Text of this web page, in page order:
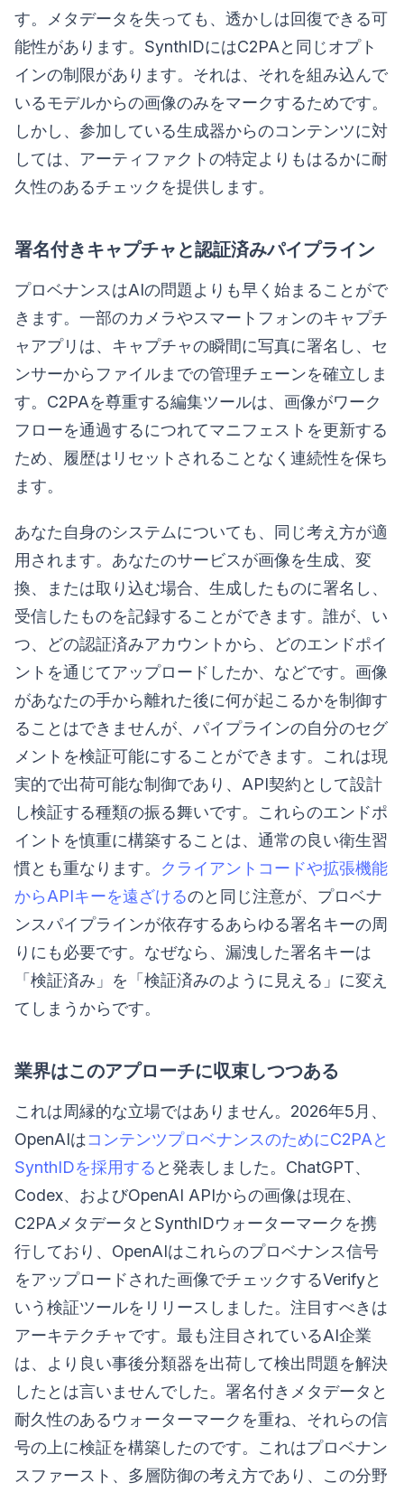
す。メタデータを失っても、透かしは回復できる可
能性があります。SynthIDにはC2PAと同じオプト
インの制限があります。それは、それを組み込んで
いるモデルからの画像のみをマークするためです。
しかし、参加している生成器からのコンテンツに対
しては、アーティファクトの特定よりもはるかに耐
久性のあるチェックを提供します。
署名付きキャプチャと認証済みパイプライン
プロベナンスはAIの問題よりも早く始まることがで
きます。一部のカメラやスマートフォンのキャプチ
ャアプリは、キャプチャの瞬間に写真に署名し、セ
ンサーからファイルまでの管理チェーンを確立しま
す。C2PAを尊重する編集ツールは、画像がワーク
フローを通過するにつれてマニフェストを更新する
ため、履歴はリセットされることなく連続性を保ち
ます。
あなた自身のシステムについても、同じ考え方が適
用されます。あなたのサービスが画像を生成、変
換、または取り込む場合、生成したものに署名し、
受信したものを記録することができます。誰が、い
つ、どの認証済みアカウントから、どのエンドポイ
ントを通じてアップロードしたか、などです。画像
があなたの手から離れた後に何が起こるかを制御す
ることはできませんが、パイプラインの自分のセグ
メントを検証可能にすることができます。これは現
実的で出荷可能な制御であり、API契約として設計
し検証する種類の振る舞いです。これらのエンドポ
イントを慎重に構築することは、通常の良い衛生習
慣とも重なります。 クライアントコードや拡張機能
からAPIキーを遠ざけるのと同じ注意が、プロベナ
ンスパイプラインが依存するあらゆる署名キーの周
りにも必要です。なぜなら、漏洩した署名キーは
「検証済み」を「検証済みのように見える」に変え
てしまうからです。
業界はこのアプローチに収束しつつある
これは周縁的な立場ではありません。2026年5月、
OpenAIはコンテンツプロベナンスのためにC2PAと
SynthIDを採用する と発表しました。ChatGPT、
Codex、およびOpenAI APIからの画像は現在、
C2PAメタデータとSynthIDウォーターマークを携
行しており、OpenAIはこれらのプロベナンス信号
をアップロードされた画像でチェックするVerifyと
いう検証ツールをリリースしました。注目すべきは
アーキテクチャです。最も注目されているAI企業
は、より良い事後分類器を出荷して検出問題を解決
したとは言いませんでした。署名付きメタデータと
耐久性のあるウォーターマークを重ね、それらの信
号の上に検証を構築したのです。これはプロベナン
スファースト、多層防御の考え方であり、この分野